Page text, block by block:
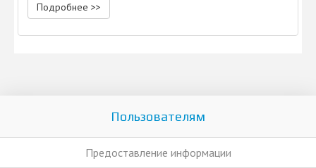
Подробнее >>
Пользователям
Предоставление информации